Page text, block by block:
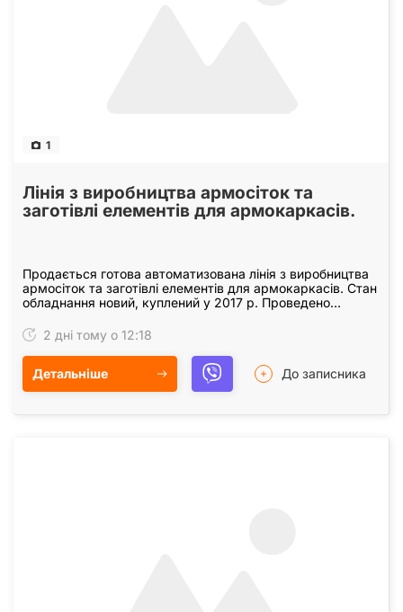
1
Лінія з виробництва армосіток та
заготівлі елементів для армокаркасів.
Продається готова автоматизована лінія з виробництва
армосіток та заготівлі елементів для армокаркасів. Стан
обладнання новий, куплений у 2017 р. Проведено
2 дні тому о 12:18
Детальніше До записника